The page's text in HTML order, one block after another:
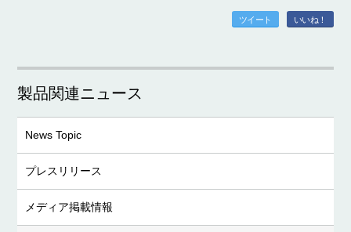
ツイート いいね！
製品関連ニュース
News Topic
プレスリリース
メディア掲載情報